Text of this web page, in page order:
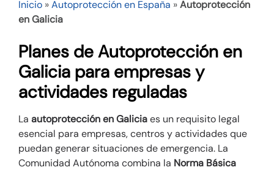
Inicio »Autoprotección en España »Autoprotección
en Galicia
Planes de Autoprotección en
Galicia para empresas y
actividades reguladas
La autoprotección en Galiciaes un requisito legal
esencial para empresas, centros y actividades que
puedan generar situaciones de emergencia. La
Comunidad Autónoma combina la Norma Básica